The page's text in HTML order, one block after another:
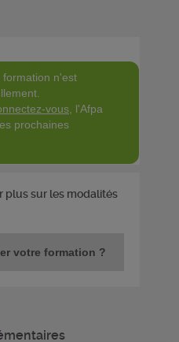
formation n'est
vous , l'Afpa
prochaines
plus sur les modalités
votre formation ?